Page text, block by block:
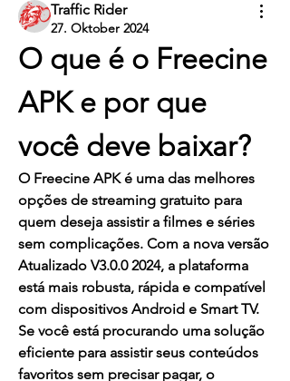
Traffic Rider
27. Oktober 2024
O que é o Freecine
APK e por que
você deve baixar?
O Freecine APK é uma das melhores
opções de streaming gratuito para
quem deseja assistir a filmes e séries
sem complicações. Com a nova versão
Atualizado V3.0.0 2024, a plataforma
está mais robusta, rápida e compatível
com dispositivos Android e Smart TV.
Se você está procurando uma solução
eficiente para assistir seus conteúdos